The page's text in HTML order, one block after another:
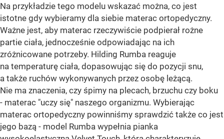
Na przykładzie tego modelu wskazać można, co jest
istotne gdy wybieramy dla siebie materac ortopedyczny.
Ważne jest, aby materac rzeczywiście podpierał rożne
partie ciała, jednocześnie odpowiadając na ich
zróżnicowane potrzeby. Hilding Rumba reaguje
na temperaturę ciała, dopasowując się do pozycji snu,
a także ruchów wykonywanych przez osobę leżącą.
Nie ma znaczenia, czy śpimy na plecach, brzuchu czy boku
- materac "uczy się" naszego organizmu. Wybierając
materac ortopedyczny powinniśmy sprawdzić także co jest
jego bazą - model Rumba wypełnia pianka